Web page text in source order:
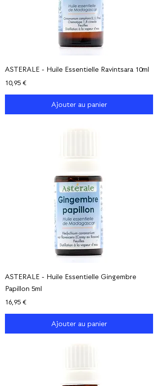
ASTERALE - Huile Essentielle Ravintsara 10ml
Prix
10,95 €
Ajouter au panier
ASTERALE - Huile Essentielle Gingembre
Papillon 5ml
Prix
16,95 €
Ajouter au panier